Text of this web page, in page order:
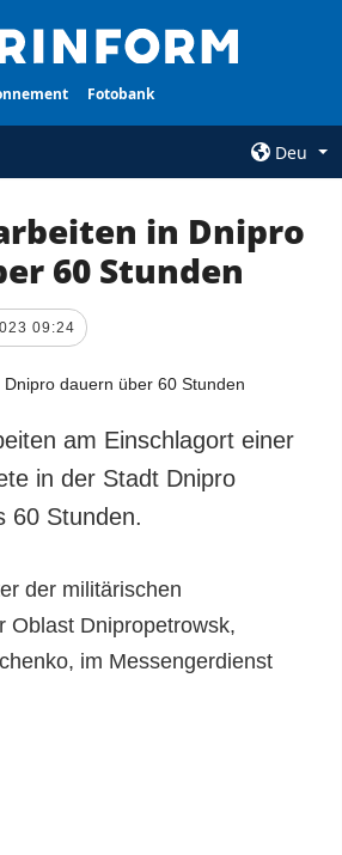
Fotobank
Deu
AGENTUR
services
Vertraulichkeit
und zum Schutz
personenbezogener
Daten
in Dnipro
60 Stunden
09:24
am Einschlagort einer
in der Stadt Dnipro
60 Stunden.
der militärischen
Oblast Dnipropetrowsk,
im Messengerdienst